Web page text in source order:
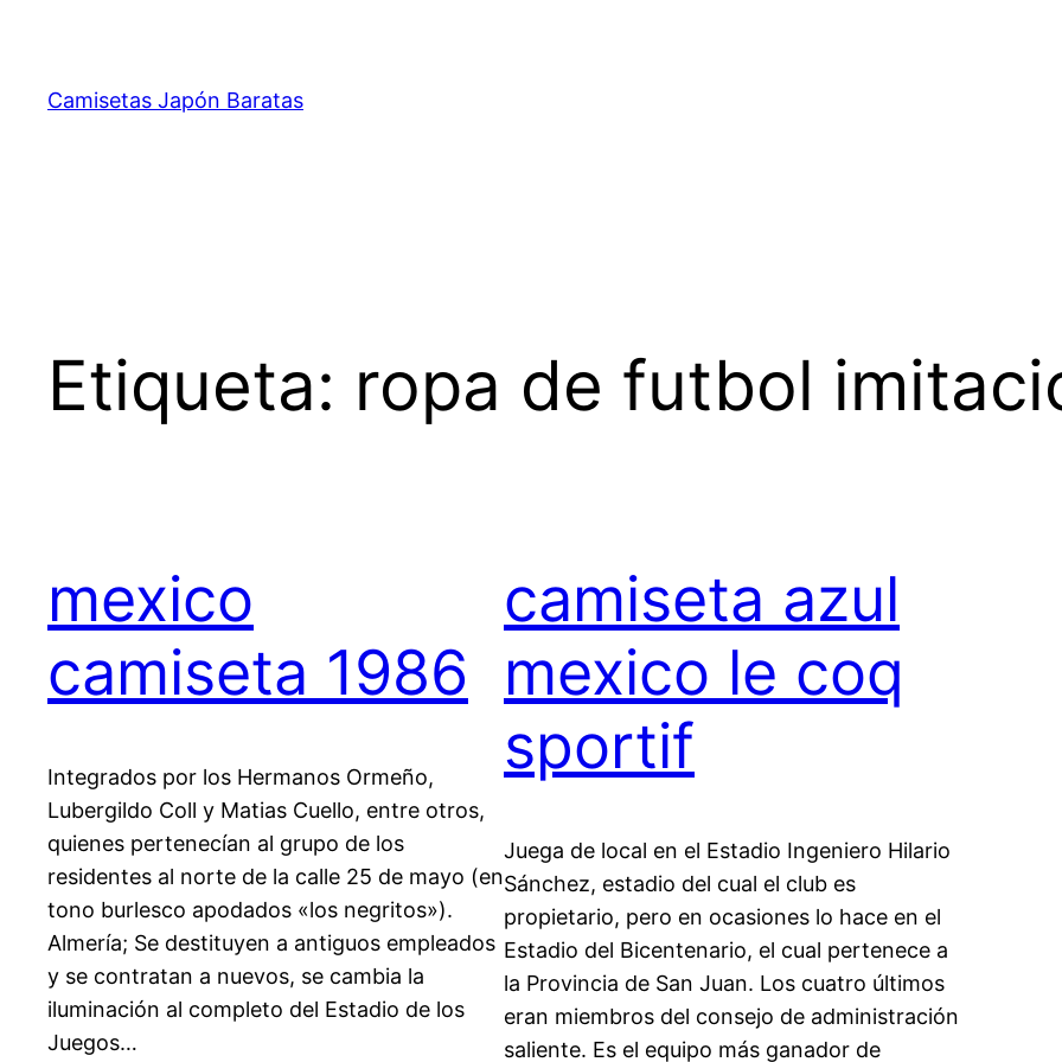
contenido
Camisetas Japón Baratas
Etiqueta: ropa de futbol
mexico
camiseta 1986
Integrados por los Hermanos Ormeño,
Lubergildo Coll y Matias Cuello, entre otros,
quienes pertenecían al grupo de los
residentes al norte de la calle 25 de mayo (en
tono burlesco apodados «los negritos»).
Almería; Se destituyen a antiguos empleados
y se contratan a nuevos, se cambia la
iluminación al completo del Estadio de los
Juegos…
camiseta azul
mexico le coq
sportif
Juega de local en el Estadio Ingeniero Hilario
Sánchez, estadio del cual el club es
propietario, pero en ocasiones lo hace en el
Estadio del Bicentenario, el cual pertenece a
la Provincia de San Juan. Los cuatro últimos
eran miembros del consejo de administración
saliente. Es el equipo más ganador de